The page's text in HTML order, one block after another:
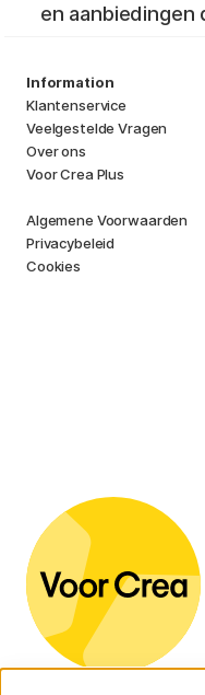
en aanbiedingen
Information
Klantenservice
Veelgestelde Vragen
Over ons
Voor Crea Plus
Algemene Voorwaarden
Privacybeleid
Cookies